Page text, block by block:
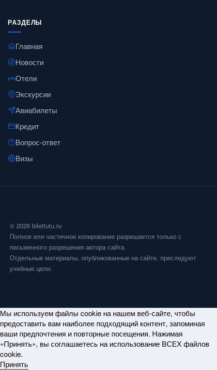
РАЗДЕЛЫ
Главная
Новости
Отели
Экскурсии
Авиабилеты
Кредит
Вопрос-ответ
Визы
© 2026 bilettutu.ru
Полное или частичное копирование разрешается только с
письменного разрешения автора сайта.
Отдельные материалы, опубликованные на сайте, преследуют
учебные цели.
Мы используем файлы cookie на нашем веб-сайте, чтобы
предоставить вам наиболее подходящий контент, запоминая
ваши предпочтения и повторные посещения. Нажимая
«Принять», вы соглашаетесь на использование ВСЕХ файлов
cookie.
Принять